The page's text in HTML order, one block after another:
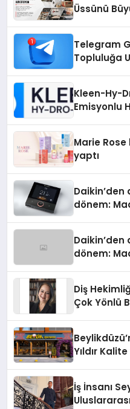
Üssünü
Telegram
Topluluğa
Kleen-Hy-
Emisyonlu
Marie
yaptı
Daikin’den
dönem:
Daikin’den
dönem:
Diş
Çok Yönlü
Yıldır
İş İnsanı